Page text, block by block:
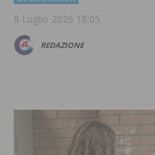
8 Luglio 2026 18:05
REDAZIONE